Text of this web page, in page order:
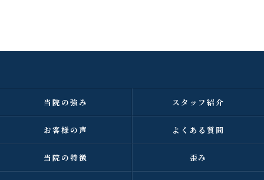
当院の強み スタッフ紹介
お客様の声 よくある質問
当院の特徴 歪み